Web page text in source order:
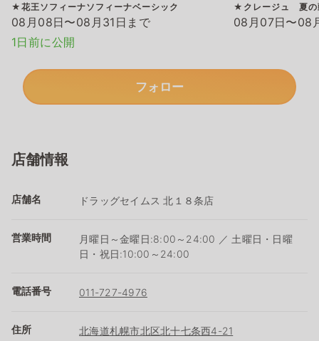
★花王ソフィーナソフィーナベーシック
08月08日〜08月31日まで
1日前に公開
★クレージュ 夏の
08月07日〜08
フォロー
店舗情報
店舗名 ドラッグセイムス 北１８条店
営業時間
月曜日～金曜日:8:00～24:00 ／ 土曜日・日曜
日・祝日:10:00～24:00
電話番号 011-727-4976
住所 北海道札幌市北区北十七条西4-21